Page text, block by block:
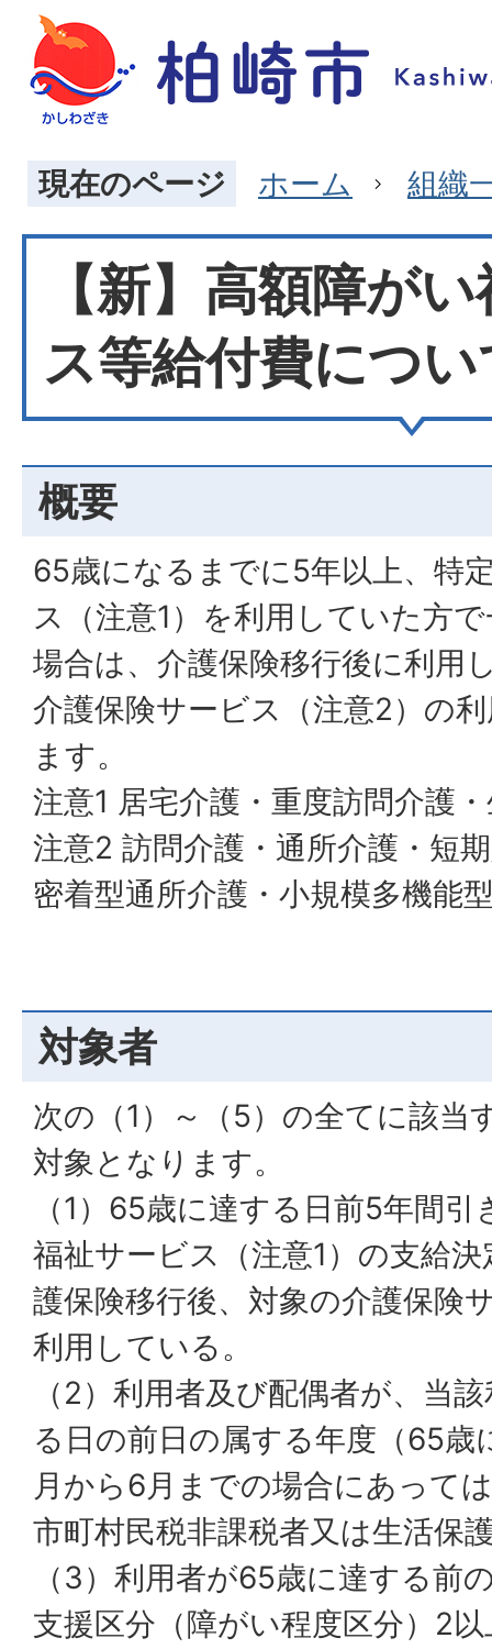
現在のページ ホーム 組織
【新】高額障が
ス等給付費につい
概要
65歳になるまでに5年以上、特
ス（注意1）を利用していた方
場合は、介護保険移行後に利用
介護保険サービス（注意2）の
ます。
注意1 居宅介護・重度訪問介護
注意2 訪問介護・通所介護・短
密着型通所介護・小規模多機能
対象者
次の（1）～（5）の全てに該当
対象となります。
（1）65歳に達する日前5年間
福祉サービス（注意1）の支給
護保険移行後、対象の介護保険
利用している。
（2）利用者及び配偶者が、当
る日の前日の属する年度（65
月から6月までの場合にあって
市町村民税非課税者又は生活保
（3）利用者が65歳に達する前
支援区分（障がい程度区分）2